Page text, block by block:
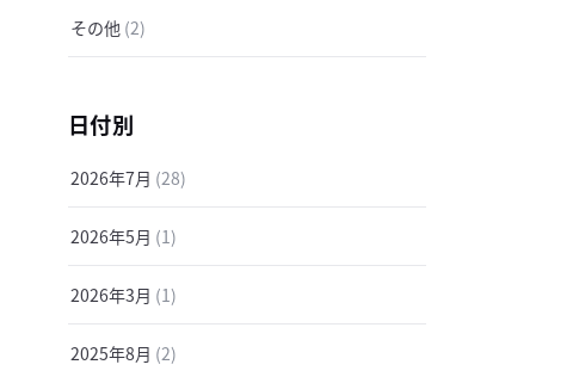
その他 (2)
日付別
2026年7月 (28)
2026年5月 (1)
2026年3月 (1)
2025年8月 (2)